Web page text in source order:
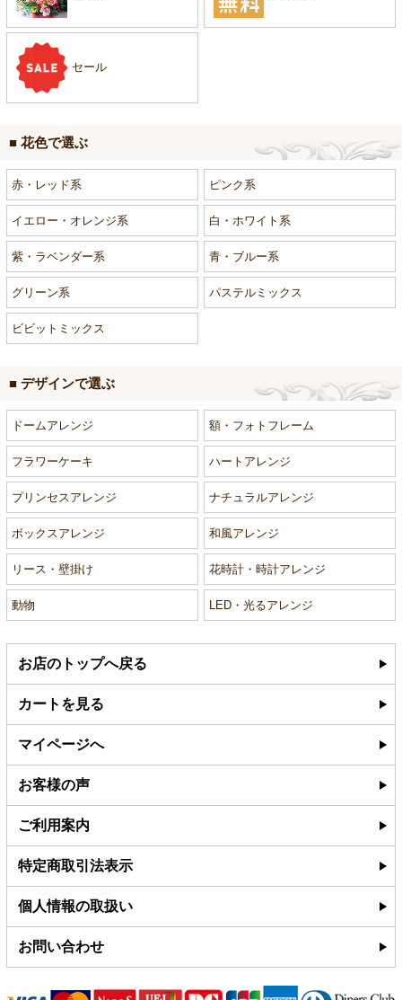
セール
■ 花色で選ぶ
赤・レッド系 ピンク系
イエロー・オレンジ系 白・ホワイト系
紫・ラベンダー系 青・ブルー系
グリーン系 パステルミックス
ビビットミックス
■ デザインで選ぶ
ドームアレンジ 額・フォトフレーム
フラワーケーキ ハートアレンジ
プリンセスアレンジ ナチュラルアレンジ
ボックスアレンジ 和風アレンジ
リース・壁掛け 花時計・時計アレンジ
動物 LED・光るアレンジ
お店のトップへ戻る
カートを見る
マイページへ
お客様の声
ご利用案内
特定商取引法表示
個人情報の取扱い
お問い合わせ